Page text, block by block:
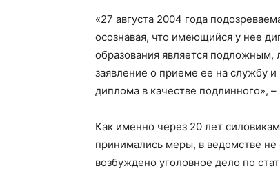
«27 августа 2004 года
осознавая, что имеющийся у нее
образования является
заявление о приеме ее на службу
диплома в качестве подлинного»,
Как именно через 20 лет
принимались меры, в ведомстве
возбуждено уголовное дело по